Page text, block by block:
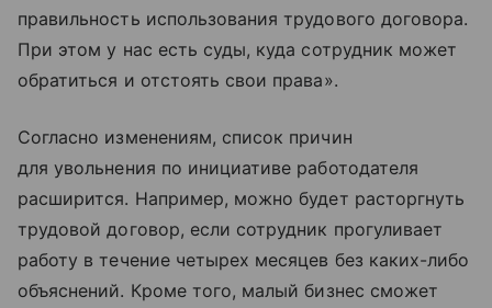
правильность использования трудового договора.
При этом у нас есть суды, куда сотрудник может
обратиться и отстоять свои права».
Согласно изменениям, список причин
для увольнения по инициативе работодателя
расширится. Например, можно будет расторгнуть
трудовой договор, если сотрудник прогуливает
работу в течение четырех месяцев без каких-либо
объяснений. Кроме того, малый бизнес сможет